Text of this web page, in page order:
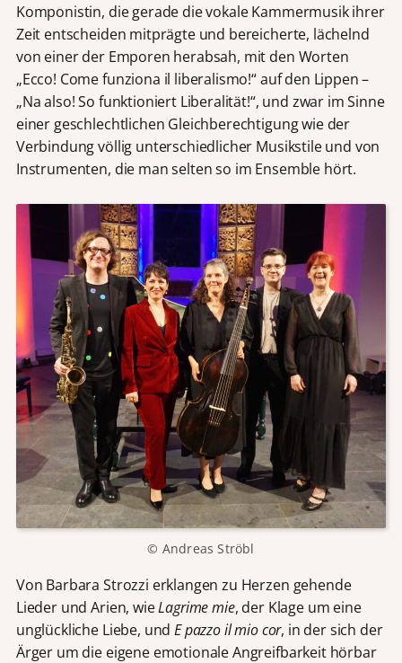
Komponistin, die gerade die vokale Kammermusik ihrer
Zeit entscheiden mitprägte und bereicherte, lächelnd
von einer der Emporen herabsah, mit den Worten
„Ecco! Come funziona il liberalismo!“ auf den Lippen –
„Na also! So funktioniert Liberalität!“, und zwar im Sinne
einer geschlechtlichen Gleichberechtigung wie der
Verbindung völlig unterschiedlicher Musikstile und von
Instrumenten, die man selten so im Ensemble hört.
© Andreas Ströbl
Von Barbara Strozzi erklangen zu Herzen gehende
Lieder und Arien, wieLagrime mie, der Klage um eine
unglückliche Liebe, undE pazzo il mio cor, in der sich der
Ärger um die eigene emotionale Angreifbarkeit hörbar